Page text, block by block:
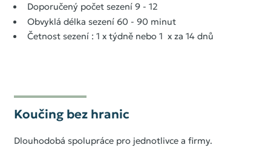
Naše služby
Průběh a typy spolupráce
Kontakt
Doporučený počet sezení 9 - 12
Obvyklá délka sezení 60 - 90 minut
Četnost sezení : 1 x týdně nebo 1 x za 14 dnů
Koučing bez hranic
Dlouhodobá spolupráce pro jednotlivce a firmy.